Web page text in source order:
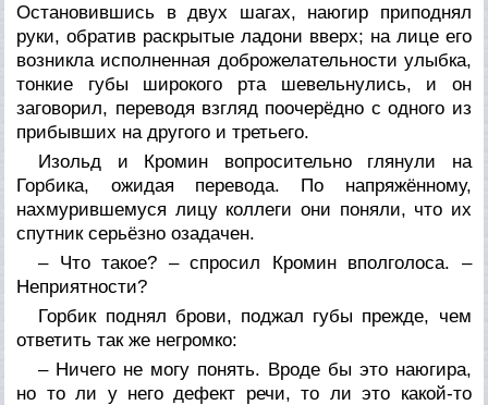
Остановившись в двух шагах, наюгир приподнял
руки, обратив раскрытые ладони вверх; на лице его
возникла исполненная доброжелательности улыбка,
тонкие губы широкого рта шевельнулись, и он
заговорил, переводя взгляд поочерёдно с одного из
прибывших на другого и третьего.
Изольд и Кромин вопросительно глянули на
Горбика, ожидая перевода. По напряжённому,
нахмурившемуся лицу коллеги они поняли, что их
спутник серьёзно озадачен.
– Что такое? – спросил Кромин вполголоса. –
Неприятности?
Горбик поднял брови, поджал губы прежде, чем
ответить так же негромко:
– Ничего не могу понять. Вроде бы это наюгира,
но то ли у него дефект речи, то ли это какой-то